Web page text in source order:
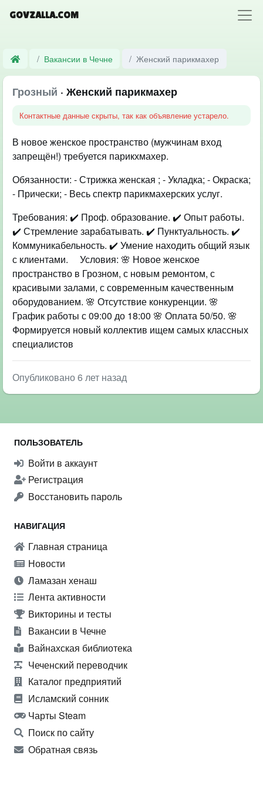
GOVZALLA.COM
Вакансии в Чечне Женский парикмахер
Грозный · Женский парикмахер
Контактные данные скрыты, так как объявление устарело.
В новое женское пространство (мужчинам вход
запрещён!) требуется парикхмахер.
Обязанности: - Стрижка женская ; - Укладка; - Окраска;
- Прически; - Весь спектр парикмахерских услуг.
Требования: ✔️ Проф. образование. ✔️ Опыт работы.
✔️ Стремление зарабатывать. ✔️ Пунктуальность. ✔️
Коммуникабельность. ✔️ Умение находить общий язык
с клиентами. ⠀ Условия: 🌸 Новое женское
пространство в Грозном, с новым ремонтом, с
красивыми залами, с современным качественным
оборудованием. 🌸 Отсутствие конкуренции. 🌸
График работы с 09:00 до 18:00 🌸 Оплата 50/50. 🌸
Формируется новый коллектив ищем самых классных
специалистов
Опубликовано 6 лет назад
ПОЛЬЗОВАТЕЛЬ
Войти в аккаунт
Регистрация
Восстановить пароль
НАВИГАЦИЯ
Главная страница
Новости
Ламазан хенаш
Лента активности
Викторины и тесты
Вакансии в Чечне
Вайнахская библиотека
Чеченский переводчик
Каталог предприятий
Исламский сонник
Чарты Steam
Поиск по сайту
Обратная связь